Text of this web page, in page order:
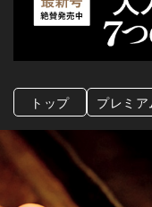
トップ プレミア